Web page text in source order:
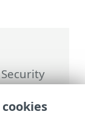
Security
>